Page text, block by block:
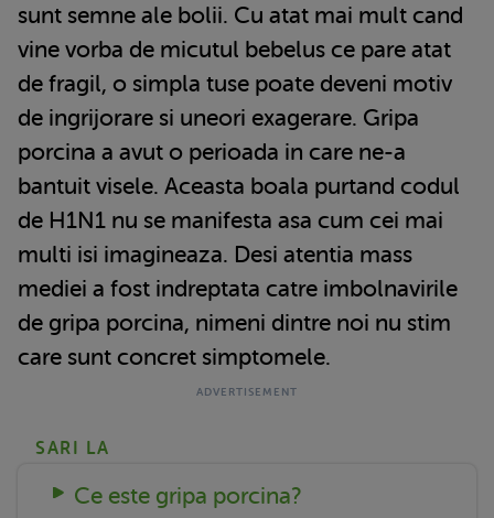
sunt semne ale bolii. Cu atat mai mult cand
vine vorba de micutul bebelus ce pare atat
de fragil, o simpla tuse poate deveni motiv
de ingrijorare si uneori exagerare. Gripa
porcina a avut o perioada in care ne-a
bantuit visele. Aceasta boala purtand codul
de H1N1 nu se manifesta asa cum cei mai
multi isi imagineaza. Desi atentia mass
mediei a fost indreptata catre imbolnavirile
de gripa porcina, nimeni dintre noi nu stim
care sunt concret simptomele.
SARI LA
Ce este gripa porcina?